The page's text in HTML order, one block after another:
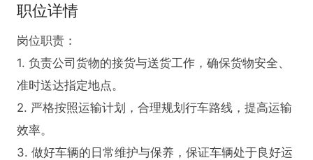
职位详情
岗位职责：
1. 负责公司货物的接货与送货工作，确保货物安全、
准时送达指定地点。
2. 严格按照运输计划，合理规划行车路线，提高运输
效率。
3. 做好车辆的日常维护与保养，保证车辆处于良好运